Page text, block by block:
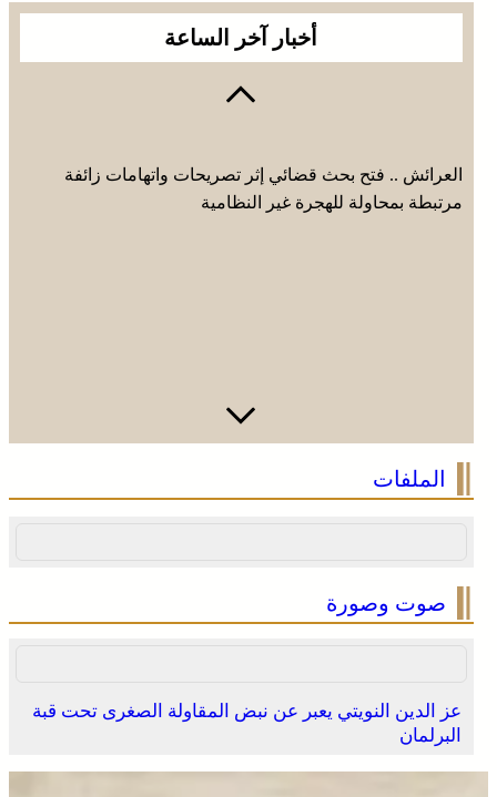
أخبار آخر الساعة
العرائش .. فتح بحث قضائي إثر تصريحات واتهامات زائفة
مرتبطة بمحاولة للهجرة غير النظامية
الملفات
صوت وصورة
عز الدين النويتي يعبر عن نبض المقاولة الصغرى تحت قبة
البرلمان